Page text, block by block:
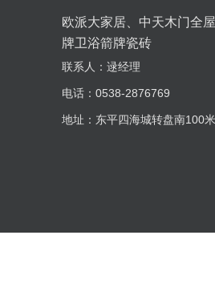
欧派大家居、中天木门全
牌卫浴箭牌瓷砖
联系人：逯经理
电话：0538-2876769
地址：东平四海城转盘南100